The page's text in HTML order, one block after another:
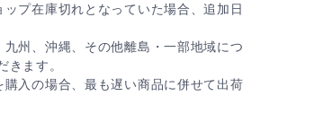
プ在庫切れとなっていた場合、追加日
州、沖縄、その他離島・一部地域につ
きます。
入の場合、最も遅い商品に併せて出荷